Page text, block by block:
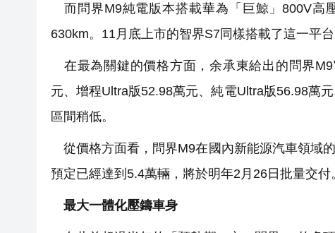
而問界M9純電版本搭載華為「巨鯨」800V高
630km。11月底上市的智界S7同樣搭載了這一平台
在最為關鍵的價格方面，余承東給出的問界
元、增程Ultra版52.98萬元、純電Ultra版56.98萬
區間稍低。
從價格方面看，問界M9在國內新能源汽車領域
預定已經達到5.4萬輛，將於明年2月26日批量交付
最大一體化壓鑄車身